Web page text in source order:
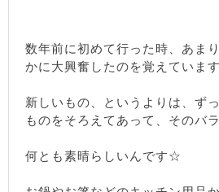
数年前に初めて行った時、あま
かに大興奮したのを覚えています
新しいもの、というよりは、ず
ものをそろえてあって、そのバ
何とも素晴らしいんです☆